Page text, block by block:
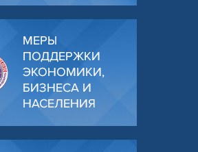
МЕРЫ
ПОДДЕРЖКИ
ЭКОНОМИКИ,
БИЗНЕСА И
НАСЕЛЕНИЯ